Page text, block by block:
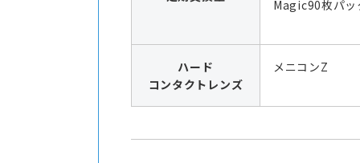
Magic90枚パッ
ハード
コンタクトレンズ
メニコンZ